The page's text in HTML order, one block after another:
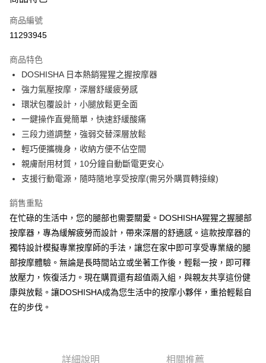
宅配
每筆NT$130，滿NT$399(含以上)免運費
商品編號
11293945
商品特色
DOSHISHA 日本熱銷猩猩之握按摩器
強力氣壓按摩，深層舒緩疲勞感
環狀包覆設計，小腿放鬆更全面
一鍵操作直覺簡單，快速舒緩酸痛
三段力道調整，強弱交替深層放鬆
輕巧便攜機身，收納方便不佔空間
親膚耐用材質，10分鐘自動斷電更安心
支援行動電源，隨時隨地享受按摩(需另外購買轉接線)
銷售重點
在忙碌的生活中，您的腿部也需要關愛。DOSHISHA猩猩之握腿部
按摩器，專為緩解疲勞而設計，帶來深層的舒適感。這款按摩器的
獨特設計模擬專業按摩師的手法，讓您在家中即可享受專業級的腿
部按摩體驗。無論是長時間站立或坐著工作後，輕鬆一按，即可釋
放壓力，恢復活力。現在購買還有超值兩入組，與親友共享這份健
康與放鬆。讓DOSHISHA成為您生活中的按摩小夥伴，重拾輕鬆自
在的步伐。
詳細說明 相關推薦